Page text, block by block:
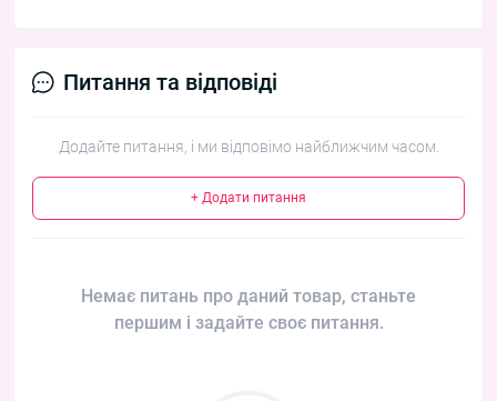
Питання та відповіді
Додайте питання, і ми відповімо найближчим часом.
+ Додати питання
Немає питань про даний товар, станьте
першим і задайте своє питання.